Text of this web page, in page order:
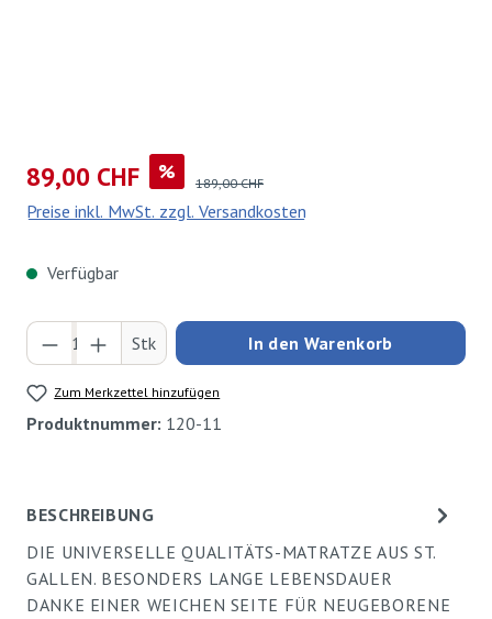
Verkaufspreis:
89,00 CHF % Regulärer Preis:
189,00 CHF
Preise inkl. MwSt. zzgl. Versandkosten
Verfügbar
Produkt Anzahl: Gib den gewünschten Wert
Stk In den Warenkorb
Zum Merkzettel hinzufügen
Produktnummer: 120-11
BESCHREIBUNG
DIE UNIVERSELLE QUALITÄTS-MATRATZE AUS ST.
GALLEN. BESONDERS LANGE LEBENSDAUER
DANKE EINER WEICHEN SEITE FÜR NEUGEBORENE